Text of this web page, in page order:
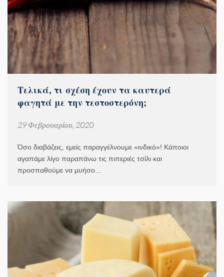
Τελικά, τι σχέση έχουν τα καυτερά
φαγητά με την τεστοστερόνη;
29 Φεβρουαρίου, 2020
Όσο διαβάζεις, εμείς παραγγέλνουμε «ινδικό»! Κάποιοι
αγαπάμε λίγο παραπάνω τις πιπεριές τσίλι και
προσπαθούμε να μυήσο…